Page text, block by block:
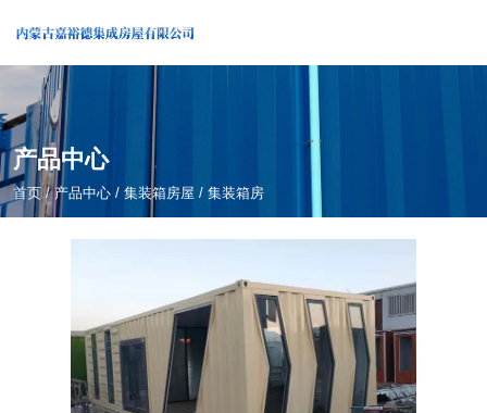
产品中心
首页/产品中心 / 集装箱房屋 / 集装箱房